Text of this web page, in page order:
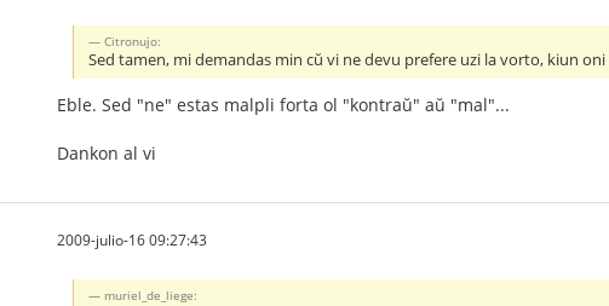
Citronujo:
Sed tamen, mi demandas min cŭ vi ne devu prefere uzi la vorto, kiun
Eble. Sed "ne" estas malpli forta ol "kontraŭ" aŭ "mal"...
Dankon al vi
2009-julio-16 09:27:43
muriel_de_liege: